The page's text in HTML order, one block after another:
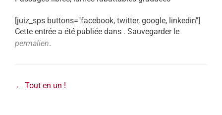
[juiz_sps buttons="facebook, twitter, google, linkedin"]
Cette entrée a été publiée dans . Sauvegarder le
permalien.
← Tout en un !